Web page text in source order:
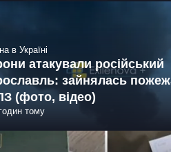
в Україні
атакували російський
зайнялась
(фото, відео)
тому